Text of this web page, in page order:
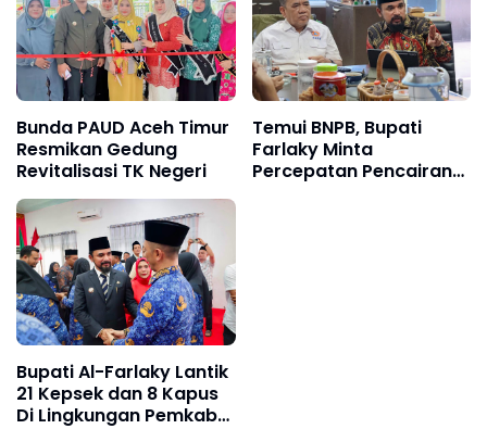
Bunda PAUD Aceh Timur
Resmikan Gedung
Revitalisasi TK Negeri
Temui BNPB, Bupati
Farlaky Minta
Percepatan Pencairan
Bupati Al-Farlaky Lantik
21 Kepsek dan 8 Kapus
Di Lingkungan Pemkab